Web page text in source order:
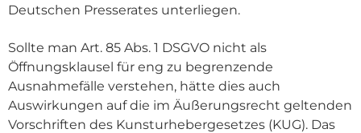
Deutschen Presserates unterliegen.
Sollte man Art. 85 Abs. 1 DSGVO nicht als
Öffnungsklausel für eng zu begrenzende
Ausnahmefälle verstehen, hätte dies auch
Auswirkungen auf die im Äußerungsrecht geltenden
Vorschriften des Kunsturhebergesetzes (KUG). Das